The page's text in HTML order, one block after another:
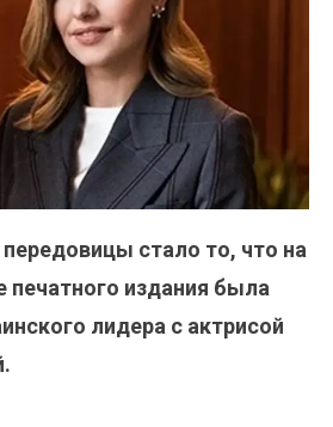
стало то, что на
печатного издания была
лидера с актрисой